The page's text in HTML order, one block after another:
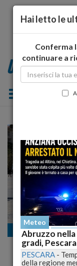
Toggle
Cronaca
Colpo in
sconvolto
Hai letto le
Conferma
continuare a
Meteo
Abruzzo nella
gradi,
PESCARA -
della regione